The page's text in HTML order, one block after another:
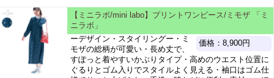
【ミニラボ/mini labo】プリントワンピース/ミモザ 「ミ
ニラボ」
価格：8,900円
ーデザイン・スタイリングー・ミ
モザの総柄が可愛い・長め丈で、
すぽっと着やすいかぶりタイプ・高めのウエスト位置に
ぐるりとゴム入りでスタイルよく見える・袖口はゴム仕